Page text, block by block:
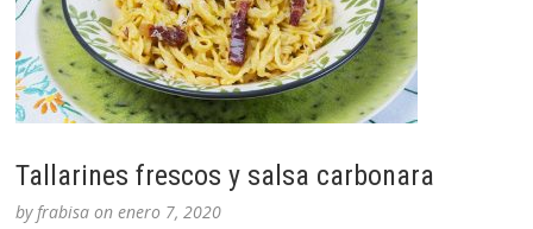
Tallarines frescos y salsa carbonara
byfrabisa onenero 7, 2020